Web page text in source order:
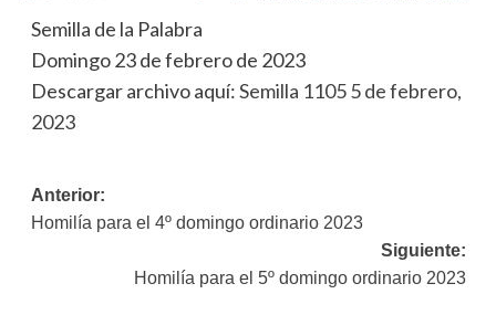
Semilla de la Palabra
Domingo 23 de febrero de 2023
Descargar archivo aquí:Semilla 1105 5 de febrero,
2023
Navegación
de
entradas
Anterior:
Homilía para el 4º domingo ordinario 2023
Siguiente:
Homilía para el 5º domingo ordinario 2023